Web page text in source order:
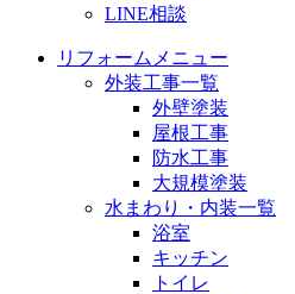
LINE相談
リフォームメニュー
外装工事一覧
外壁塗装
屋根工事
防水工事
大規模塗装
水まわり・内装一覧
浴室
キッチン
トイレ